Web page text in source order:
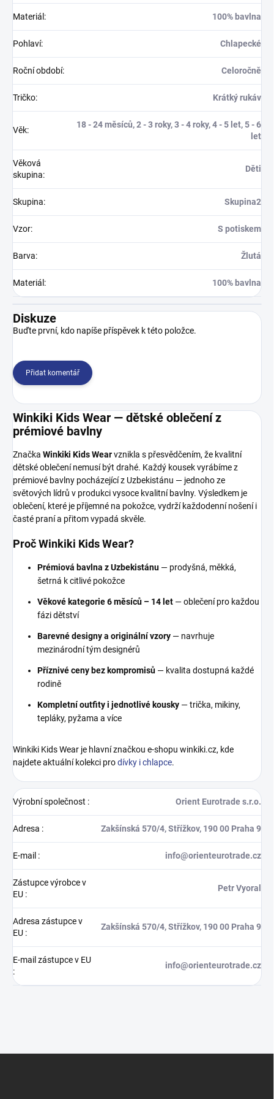
Materiál : 100% bavlna
Pohlaví: Chlapecké
Roční období: Celoročně
Tričko: Krátký rukáv
Věk:
18 - 24 měsíců, 2 - 3 roky, 3 - 4 roky, 4 - 5 let, 5 - 6
let
Věková
skupina:
Děti
Skupina: Skupina2
Vzor: S potiskem
Barva: Žlutá
Materiál : 100% bavlna
Diskuze
Buďte první, kdo napíše příspěvek k této položce.
Přidat komentář
Winkiki Kids Wear — dětské oblečení z
prémiové bavlny
Značka Winkiki Kids Wearvznikla s přesvědčením, že kvalitní
dětské oblečení nemusí být drahé. Každý kousek vyrábíme z
prémiové bavlny pocházející z Uzbekistánu — jednoho ze
světových lídrů v produkci vysoce kvalitní bavlny. Výsledkem je
oblečení, které je příjemné na pokožce, vydrží každodenní nošení i
časté praní a přitom vypadá skvěle.
Proč Winkiki Kids Wear?
Prémiová bavlna z Uzbekistánu — prodyšná, měkká,
šetrná k citlivé pokožce
Věkové kategorie 6 měsíců – 14 let — oblečení pro každou
fázi dětství
Barevné designy a originální vzory — navrhuje
mezinárodní tým designérů
Příznivé ceny bez kompromisů — kvalita dostupná každé
rodině
Kompletní outfity i jednotlivé kousky — trička, mikiny,
tepláky, pyžama a více
Winkiki Kids Wear je hlavní značkou e-shopu winkiki.cz, kde
najdete aktuální kolekci prodívky i chlapce.
Výrobní společnost : Orient Eurotrade s.r.o.
Adresa : Zakšínská 570/4, Střížkov, 190 00 Praha 9
E-mail : info@orienteurotrade.cz
Zástupce výrobce v
EU :
Petr Vyoral
Adresa zástupce v
EU :
Zakšínská 570/4, Střížkov, 190 00 Praha 9
E-mail zástupce v EU
:
info@orienteurotrade.cz